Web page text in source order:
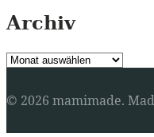
Archiv
Archiv
© 2026 mamimade.